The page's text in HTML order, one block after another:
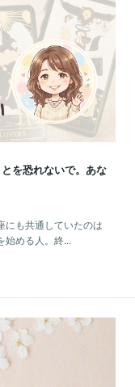
を恐れないで。あな
にも共通していたのは
始める人。終...